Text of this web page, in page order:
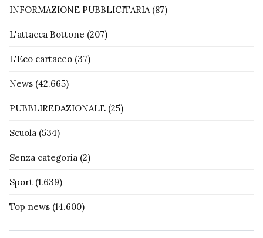
INFORMAZIONE PUBBLICITARIA(87)
L'attacca Bottone (207)
L'Eco cartaceo (37)
News (42.665)
PUBBLIREDAZIONALE (25)
Scuola (534)
Senza categoria (2)
Sport (1.639)
Top news (14.600)